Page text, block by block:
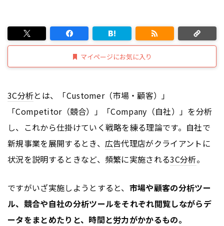
マイページにお気に入り
3C分析とは、「Customer（市場・顧客）」
「Competitor（競合）」「Company（自社）」を分析
し、これから仕掛けていく戦略を練る理論です。自社で
新規事業を展開するとき、 広告代理店がクライアントに
状況を説明するときなど、頻繁に実施される3C分析。
ですがいざ実施しようとすると、 市場や顧客の分析ツー
ル、競合や自社の分析ツールをそれぞれ閲覧しながらデ
ータをまとめたりと、時間と労力がかかるもの。